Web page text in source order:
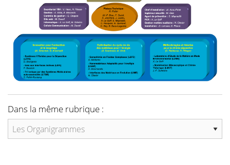
Dans la même rubrique :